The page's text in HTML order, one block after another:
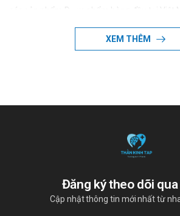
các sản phẩm Dược phẩm hàng đầu tại Việt
XEM THÊM
Đăng ký theo dõi qua
Cập nhật thông tin mới nhất từ